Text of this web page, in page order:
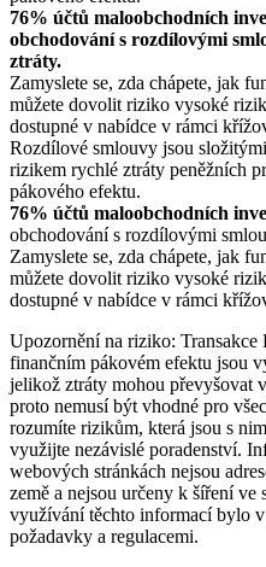
76% účtů maloobchodních
obchodování s rozdílovými
ztráty.
Zamyslete se, zda chápete, jak
můžete dovolit riziko vysoké
dostupné v nabídce v rámci
Rozdílové smlouvy jsou
rizikem rychlé ztráty peněžních
pákového efektu.
76% účtů maloobchodních
obchodování s rozdílovými
Zamyslete se, zda chápete, jak
můžete dovolit riziko vysoké
dostupné v nabídce v rámci
Upozornění na riziko: Transakce
finančním pákovém efektu jsou
jelikož ztráty mohou převyšovat
proto nemusí být vhodné pro
rozumíte rizikům, která jsou s
využijte nezávislé poradenství.
webových stránkách nejsou
země a nejsou určeny k šíření
využívání těchto informací bylo
požadavky a regulacemi.